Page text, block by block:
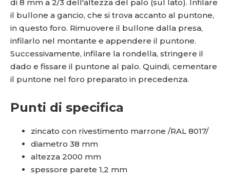
di 8 mm a 2/3 dell'altezza del palo (sul lato). Infilare
il bullone a gancio, che si trova accanto al puntone,
in questo foro. Rimuovere il bullone dalla presa,
infilarlo nel montante e appendere il puntone.
Successivamente, infilare la rondella, stringere il
dado e fissare il puntone al palo. Quindi, cementare
il puntone nel foro preparato in precedenza.
Punti di specifica
zincato con rivestimento marrone /RAL 8017/
diametro 38 mm
altezza 2000 mm
spessore parete 1,2 mm